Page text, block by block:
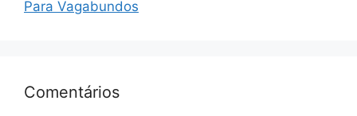
Para Vagabundos
Comentários